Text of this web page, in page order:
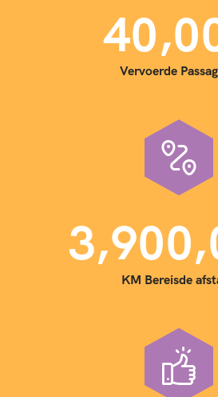
40,0
Vervoerde
3,900,
KM Bereisde